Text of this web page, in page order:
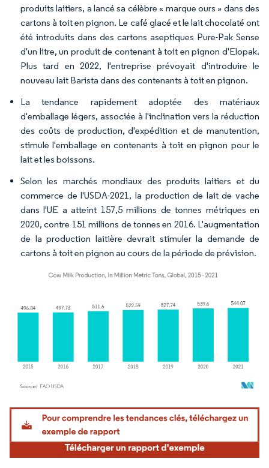
produits laitiers, a lancé sa célèbre « marque ours » dans des
cartons à toit en pignon. Le café glacé et le lait chocolaté ont
été introduits dans des cartons aseptiques Pure-Pak Sense
d'un litre, un produit de contenant à toit en pignon d'Elopak.
Plus tard en 2022, l'entreprise prévoyait d'introduire le
nouveau lait Barista dans des contenants à toit en pignon.
La tendance rapidement adoptée des matériaux
d'emballage légers, associée à l'inclination vers la réduction
des coûts de production, d'expédition et de manutention,
stimule l'emballage en contenants à toit en pignon pour le
lait et les boissons.
Selon les marchés mondiaux des produits laitiers et du
commerce de l'USDA-2021, la production de lait de vache
dans l'UE a atteint 157,5 millions de tonnes métriques en
2020, contre 151 millions de tonnes en 2016. L'augmentation
de la production laitière devrait stimuler la demande de
cartons à toit en pignon au cours de la période de prévision.
Image © Mordor Intelligence. La réutilisation nécessite une attribution sous CC BY